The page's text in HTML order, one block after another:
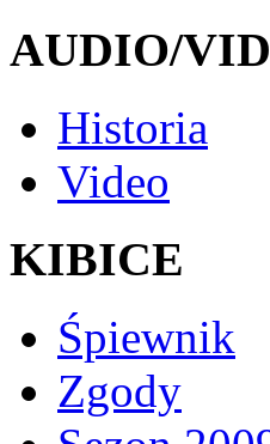
AUDIO/
Historia
Video
KIBICE
Śpiewnik
Zgody